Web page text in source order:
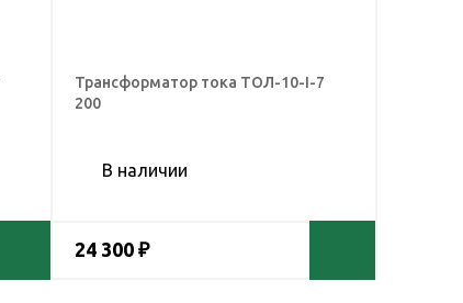
Трансформатор тока ТОЛ-10-I-7
200
В наличии
24 300 ₽